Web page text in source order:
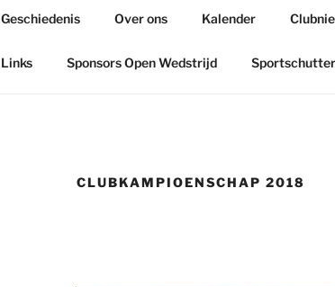
Geschiedenis Over ons Kalender
Links Sponsors Open Wedstrijd
CLUBKAMPIOENSCHAP 2018